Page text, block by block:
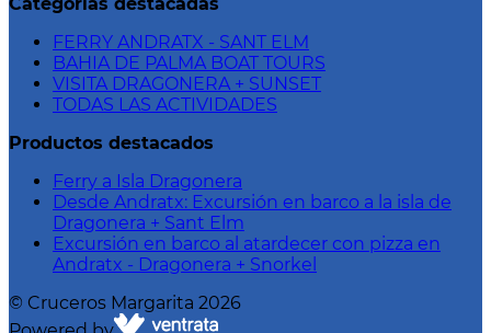
Categorías destacadas
FERRY ANDRATX - SANT ELM
BAHIA DE PALMA BOAT TOURS
VISITA DRAGONERA + SUNSET
TODAS LAS ACTIVIDADES
Productos destacados
Ferry a Isla Dragonera
Desde Andratx: Excursión en barco a la isla de
Dragonera + Sant Elm
Excursión en barco al atardecer con pizza en
Andratx - Dragonera + Snorkel
© Cruceros Margarita 2026